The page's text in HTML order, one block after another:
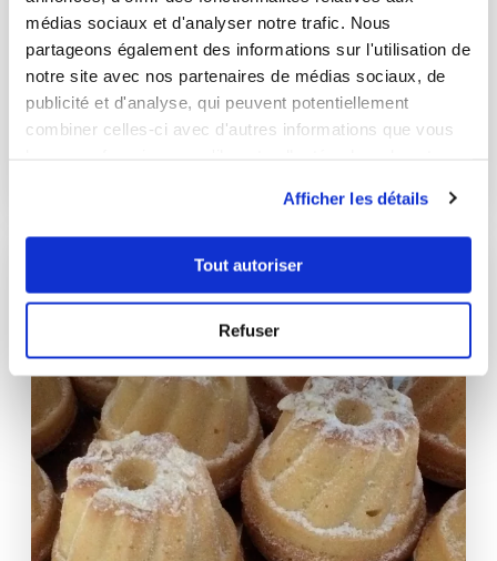
médias sociaux et d'analyser notre trafic. Nous
partageons également des informations sur l'utilisation de
notre site avec nos partenaires de médias sociaux, de
publicité et d'analyse, qui peuvent potentiellement
combiner celles-ci avec d'autres informations que vous
Afficher les détails
Tout autoriser
Refuser
Napolitain